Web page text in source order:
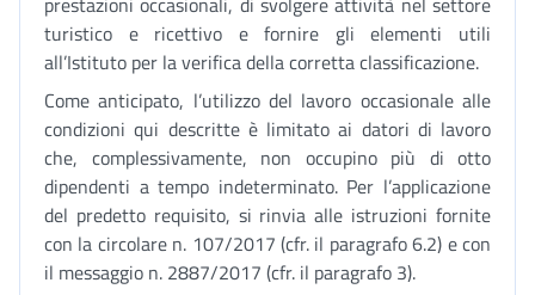
turistico e ricettivo e fornire gli elementi utili
all’Istituto per la verifica della corretta classificazione.
Come anticipato, l’utilizzo del lavoro occasionale alle
condizioni qui descritte è limitato ai datori di lavoro
che, complessivamente, non occupino più di otto
dipendenti a tempo indeterminato. Per l’applicazione
del predetto requisito, si rinvia alle istruzioni fornite
con la circolare n. 107/2017 (cfr. il paragrafo 6.2) e con
il messaggio n. 2887/2017 (cfr. il paragrafo 3).